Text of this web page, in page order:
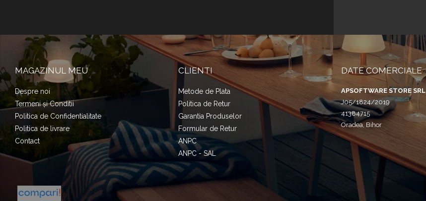
MAGAZINUL MEU
Despre noi
Termeni și Conditii
Politica de Confidentialitate
Politica de livrare
Contact
CLIENTI
Metode de Plata
Politica de Retur
Garantia Produselor
Formular de Retur
ANPC
ANPC - SAL
DATE COMERCIALE
APSOFTWARE STORE SRL
J05/1824/2019
41384715
Oradea, Bihor